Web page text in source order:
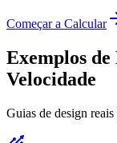
Começar a Calcular
Exemplos
Velocidade
Guias de design